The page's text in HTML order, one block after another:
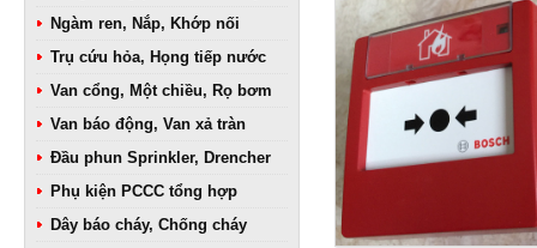
Ngàm ren, Nắp, Khớp nối
Trụ cứu hỏa, Họng tiếp nước
Van cổng, Một chiều, Rọ bơm
Van báo động, Van xả tràn
Đầu phun Sprinkler, Drencher
Phụ kiện PCCC tổng hợp
Dây báo cháy, Chống cháy